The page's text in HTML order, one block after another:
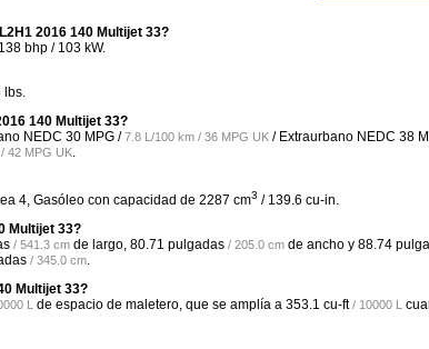
2016 140 Multijet 33?
bhp / 103 kW.
140 Multijet 33?
NEDC 30 MPG /7.8 L/100 km / 36 MPG UK / Extraurbano NEDC 38
42 MPG UK
4, Gasóleo con capacidad de 2287 cm3 / 139.6 cu-in.
Multijet 33?
/ 541.3 cm de largo, 80.71 pulgadas / 205.0 cm de ancho y 88.74
/ 345.0 cm
Multijet 33?
L de espacio de maletero, que se amplía a 353.1 cu-ft / 10000 L